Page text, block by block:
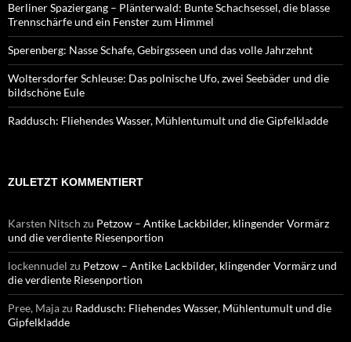
Berliner Spaziergang – Plänterwald: Bunte Schachsessel, die blasse
Trennschärfe und ein Fenster zum Himmel
Sperenberg: Nasse Schafe, Gebirgsseen und das volle Jahrzehnt
Woltersdorfer Schleuse: Das polnische Ufo, zwei Seebäder und die
bildschöne Eule
Raddusch: Fliehendes Wasser, Mühlentumult und die Gipfelkladde
ZULETZT KOMMENTIERT
Karsten Nitsch zu Petzow – Antike Lackbilder, klingender Vormärz
und die verdiente Riesenportion
lockennudel zu Petzow – Antike Lackbilder, klingender Vormärz und
die verdiente Riesenportion
Pree, Majazu Raddusch: Fliehendes Wasser, Mühlentumult und die
Gipfelkladde